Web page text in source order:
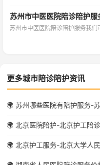
苏州市中医医院陪诊陪护服
苏州市中医医院陪诊陪护服务我们
更多城市陪诊陪护资讯
🌍 苏州哪些医院有陪护服务-
🌍 北京医院陪护-北京护工陪
🌍 北京护工服务-北京大学人